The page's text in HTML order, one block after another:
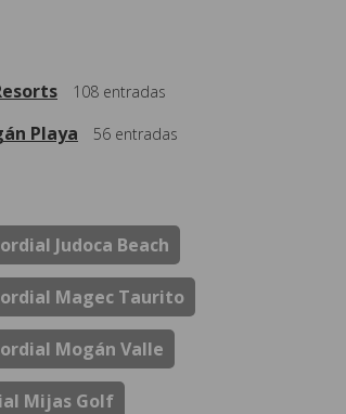
108 entradas
Playa 56 entradas
Judoca Beach
Magec Taurito
Mogán Valle
Mijas Golf